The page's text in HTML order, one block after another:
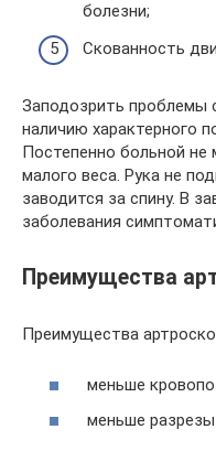
болезни;
Скованность
Заподозрить проблемы
наличию характерного
Постепенно больной
малого веса. Рука не
заводится за спину. В
заболевания
Преимущества
Преимущества
меньше
меньше